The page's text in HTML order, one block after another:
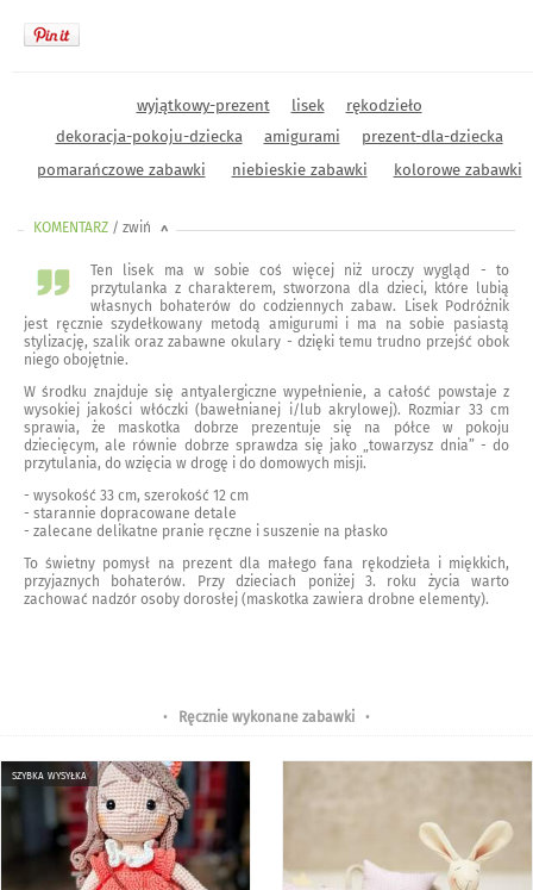
wyjątkowy-prezent lisek
rękodzieło
dekoracja-pokoju-dziecka
amigurami
prezent-dla-dziecka
pomarańczowe zabawki
niebieskie zabawki kolorowe zabawki
KOMENTARZ / zwiń <
Ten lisek ma w sobie coś więcej niż uroczy wygląd - to
przytulanka z charakterem, stworzona dla dzieci, które lubią
własnych bohaterów do codziennych zabaw. Lisek Podróżnik
jest ręcznie szydełkowany metodą amigurumi i ma na sobie pasiastą
stylizację, szalik oraz zabawne okulary - dzięki temu trudno przejść obok
niego obojętnie.
W środku znajduje się antyalergiczne wypełnienie, a całość powstaje z
wysokiej jakości włóczki (bawełnianej i/lub akrylowej). Rozmiar 33 cm
sprawia, że maskotka dobrze prezentuje się na półce w pokoju
dziecięcym, ale równie dobrze sprawdza się jako „towarzysz dnia” - do
przytulania, do wzięcia w drogę i do domowych misji.
- wysokość 33 cm, szerokość 12 cm
- starannie dopracowane detale
- zalecane delikatne pranie ręczne i suszenie na płasko
To świetny pomysł na prezent dla małego fana rękodzieła i miękkich,
przyjaznych bohaterów. Przy dzieciach poniżej 3. roku życia warto
zachować nadzór osoby dorosłej (maskotka zawiera drobne elementy).
• Ręcznie wykonane zabawki •
szybka wysyłka